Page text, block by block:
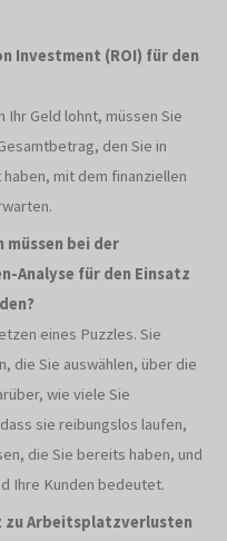
Investment (ROI) für den
Ihr Geld lohnt, müssen Sie
den Sie in
mit dem finanziellen
müssen bei der
Analyse für den Einsatz
eines Puzzles. Sie
die Sie auswählen, über die
wie viele Sie
sie reibungslos laufen,
die Sie bereits haben, und
Ihre Kunden bedeutet.
zu Arbeitsplatzverlusten